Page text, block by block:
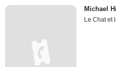
Michael
Le Chat et